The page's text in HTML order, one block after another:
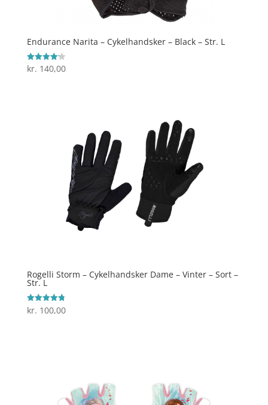
Endurance Narita – Cykelhandsker – Black – Str. L
Vurderet
4.2
kr. 140,00
Rogelli Storm – Cykelhandsker Dame – Vinter – Sort –
Str. L
Vurderet
4.8
kr. 100,00